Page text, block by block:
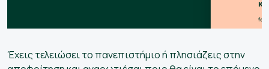
Έχεις τελειώσει το πανεπιστήμιο ή πλησιάζεις στην